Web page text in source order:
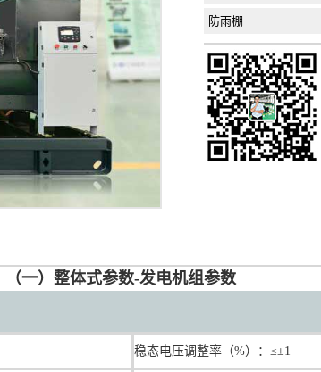
防雨棚
（一）整体式参数-发电机组参数
稳态电压调整率（%）：≤±1